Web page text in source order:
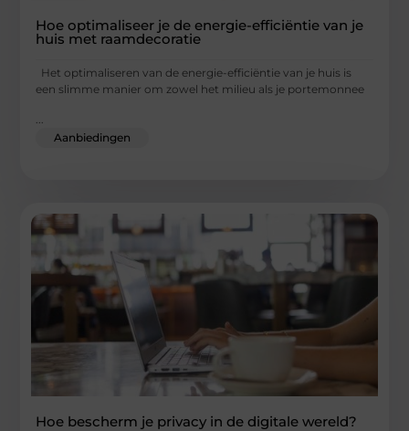
Hoe optimaliseer je de energie-efficiëntie van je
huis met raamdecoratie
Het optimaliseren van de energie-efficiëntie van je huis is
een slimme manier om zowel het milieu als je portemonnee
Aanbiedingen
Hoe bescherm je privacy in de digitale wereld?